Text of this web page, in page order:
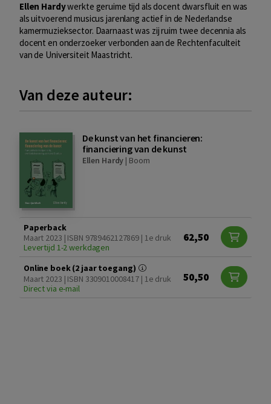
Ellen Hardywerkte geruime tijd als docent dwarsfluit en was
als uitvoerend musicus jarenlang actief in de Nederlandse
kamermuzieksector. Daarnaast was zij ruim twee decennia als
docent en onderzoeker verbonden aan de Rechtenfaculteit
van de Universiteit Maastricht.
Van deze auteur:
De kunst van het financieren:
financiering van de kunst
Ellen Hardy | Boom
Paperback
Maart 2023 | ISBN 9789462127869 | 1e druk
Levertijd 1-2 werkdagen
62,50
Online boek (2 jaar toegang)
Maart 2023 | ISBN 3309010008417 | 1e druk
Direct via e-mail
50,50